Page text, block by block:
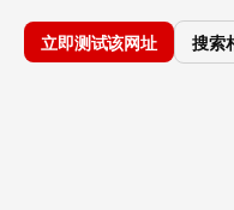
立即测试该网址 搜索